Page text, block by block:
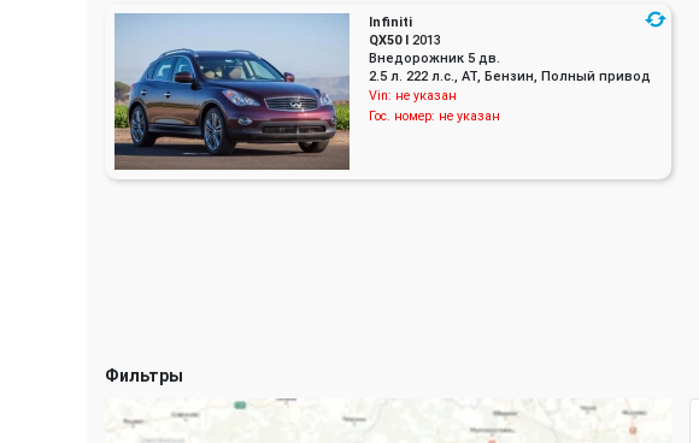
Infiniti
QX50 I 2013
Внедорожник 5 дв.
2.5 л. 222 л.с., AT, Бензин, Полный привод
Vin: не указан
Гос. номер: не указан
Фильтры